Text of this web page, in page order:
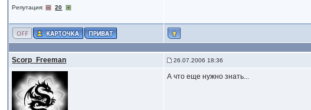
Репутация: 20
Scorp_Freeman 26.07.2006 18:36
А что еще нужно знать...